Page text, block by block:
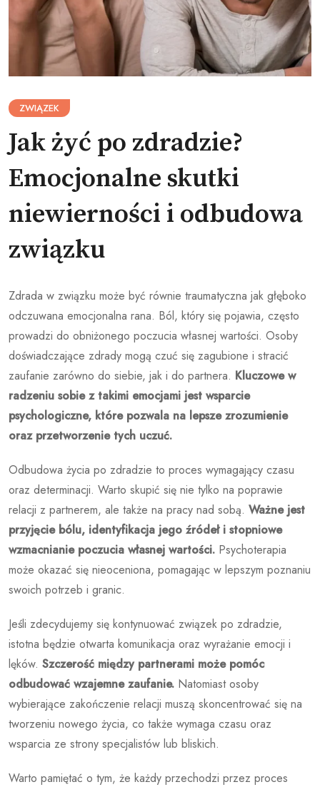
ZWIĄZEK
Jak żyć po zdradzie?
Emocjonalne skutki
niewierności i odbudowa
związku
Zdrada w związku może być równie traumatyczna jak głęboko
odczuwana emocjonalna rana. Ból, który się pojawia, często
prowadzi do obniżonego poczucia własnej wartości. Osoby
doświadczające zdrady mogą czuć się zagubione i stracić
zaufanie zarówno do siebie, jak i do partnera. Kluczowe w
radzeniu sobie z takimi emocjami jest wsparcie
psychologiczne, które pozwala na lepsze zrozumienie
oraz przetworzenie tych uczuć.
Odbudowa życia po zdradzie to proces wymagający czasu
oraz determinacji. Warto skupić się nie tylko na poprawie
relacji z partnerem, ale także na pracy nad sobą. Ważne jest
przyjęcie bólu, identyfikacja jego źródeł i stopniowe
wzmacnianie poczucia własnej wartości. Psychoterapia
może okazać się nieoceniona, pomagając w lepszym poznaniu
swoich potrzeb i granic.
Jeśli zdecydujemy się kontynuować związek po zdradzie,
istotna będzie otwarta komunikacja oraz wyrażanie emocji i
lęków. Szczerość między partnerami może pomóc
odbudować wzajemne zaufanie. Natomiast osoby
wybierające zakończenie relacji muszą skoncentrować się na
tworzeniu nowego życia, co także wymaga czasu oraz
wsparcia ze strony specjalistów lub bliskich.
Warto pamiętać o tym, że każdy przechodzi przez proces